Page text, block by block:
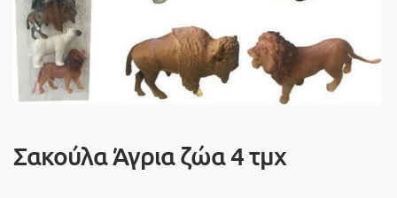
Σακούλα Άγρια ζώα 4 τμχ